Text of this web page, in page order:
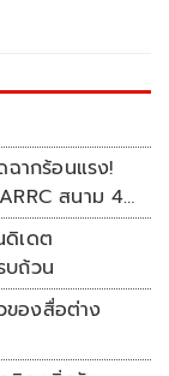
ากร้อนแรง!
สนาม 4
ดิเดต
ถ้วน
ของสื่อต่าง